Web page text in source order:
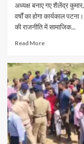
अध्यक्ष बनाए गए शैलेंद्र
वर्षों का होगा कार्यकाल पटना।
की राजनीति में सामाजिक...
Read More